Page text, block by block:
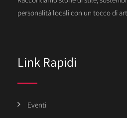
personalità locali con un tocco di
Link Rapidi
Eventi